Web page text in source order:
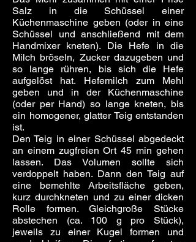
Salz in die Schüssel einer
Küchenmaschine geben (oder in eine
Schüssel und anschließend mit dem
Handmixer kneten). Die Hefe in die
Milch bröseln, Zucker dazugeben und
so lange rühren, bis sich die Hefe
aufgelöst hat. Hefemilch zum Mehl
geben und in der Küchenmaschine
(oder per Hand) so lange kneten, bis
ein homogener, glatter Teig entstanden
ist.
Den Teig in einer Schüssel abgedeckt
an einem zugfreien Ort 45 min gehen
lassen. Das Volumen sollte sich
verdoppelt haben. Dann den Teig auf
eine bemehlte Arbeitsfläche geben,
kurz durchkneten und zu einer dicken
Rolle formen. Gleichgroße Stücke
abstechen (ca. 100 g pro Stück),
jeweils zu einer Kugel formen und